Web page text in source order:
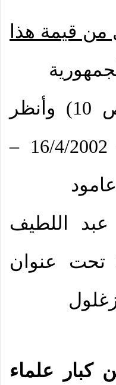
من قيمة هذا
28/6/2001 م – ص 10) وأنظر
جريدة الميدان – 16/4/2002 –
اللطيف
فايد يوليو 20001 تحت عنوان
كبار علماء